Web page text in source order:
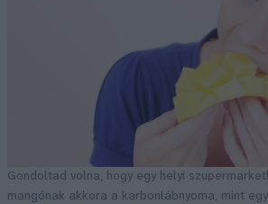
Gondoltad volna, hogy egy helyi
mangónak akkora a karbonlábnyoma, mint